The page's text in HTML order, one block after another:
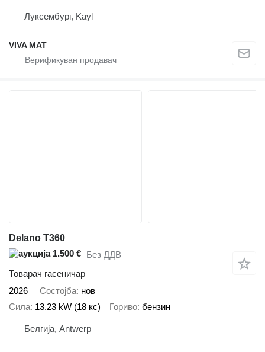
Луксембург, Kayl
VIVA MAT
Delano T360
1.500 € Без ДДВ
Товарач гасеничар
2026
Состојба нов
Сила 13.23 kW (18 кс) Гориво бензин
Белгија, Antwerp